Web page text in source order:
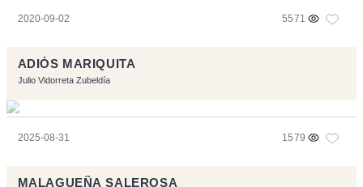
2020-09-02 5571
ADIÓS MARIQUITA
Julio Vidorreta Zubeldía
2025-08-31 1579
MALAGUEÑA SALEROSA